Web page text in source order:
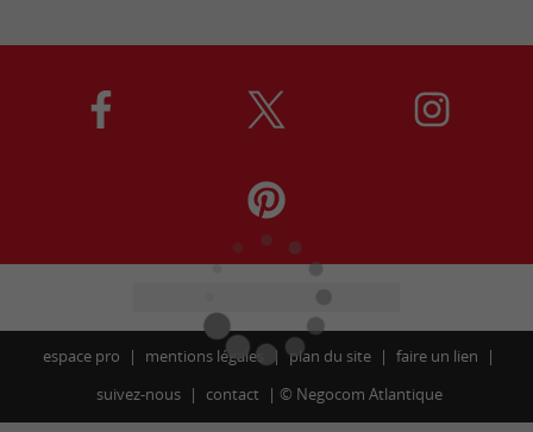
espace pro mentions légales plan du site
faire un lien
suivez-nous
contact © Negocom Atlantique